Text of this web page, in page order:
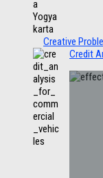
Creative
Credit